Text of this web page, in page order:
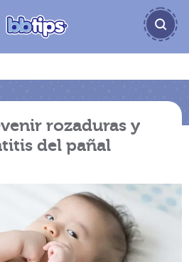
rozaduras y
del pañal